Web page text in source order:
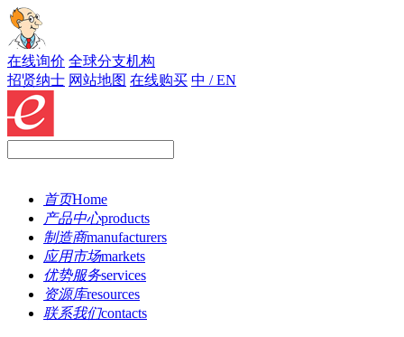
在线询价 全球分支机构
招贤纳士 网站地图 在线购买 中 / EN
首页Home
产品中心products
制造商manufacturers
应用市场markets
优势服务services
资源库resources
联系我们contacts